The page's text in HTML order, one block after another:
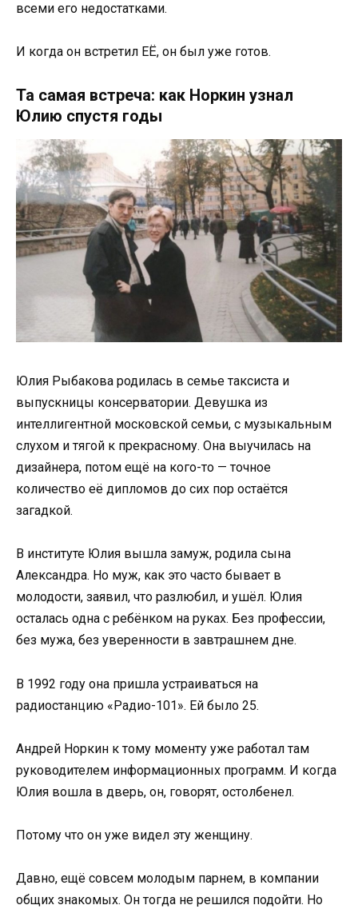
всеми его недостатками.
И когда он встретил ЕЁ, он был уже готов.
Та самая встреча: как Норкин узнал
Юлию спустя годы
Юлия Рыбакова родилась в семье таксиста и
выпускницы консерватории. Девушка из
интеллигентной московской семьи, с музыкальным
слухом и тягой к прекрасному. Она выучилась на
дизайнера, потом ещё на кого-то — точное
количество её дипломов до сих пор остаётся
загадкой.
В институте Юлия вышла замуж, родила сына
Александра. Но муж, как это часто бывает в
молодости, заявил, что разлюбил, и ушёл. Юлия
осталась одна с ребёнком на руках. Без профессии,
без мужа, без уверенности в завтрашнем дне.
В 1992 году она пришла устраиваться на
радиостанцию «Радио-101». Ей было 25.
Андрей Норкин к тому моменту уже работал там
руководителем информационных программ. И когда
Юлия вошла в дверь, он, говорят, остолбенел.
Потому что он уже видел эту женщину.
Давно, ещё совсем молодым парнем, в компании
общих знакомых. Он тогда не решился подойти. Но